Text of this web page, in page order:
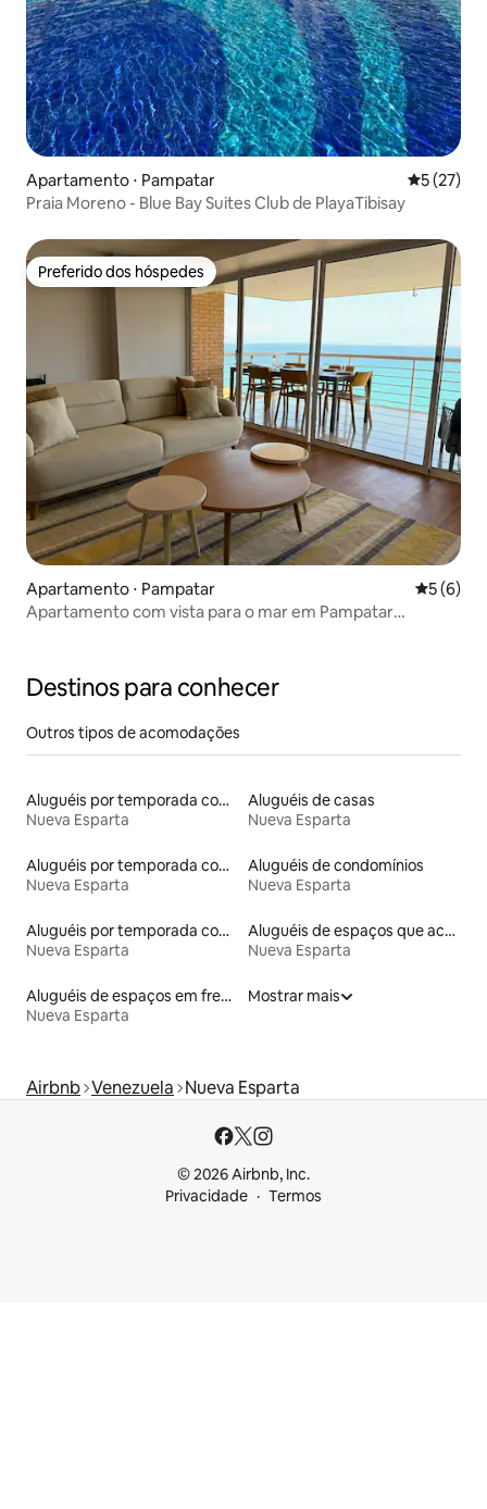
Apartamento ⋅ Pampatar 5 de uma
5 (27)
Praia Moreno - Blue Bay Suites Club de PlayaTibisay
Preferido dos hóspedes
Preferido dos hóspedes
Apartamento ⋅ Pampatar 5 de
5 (6)
Apartamento com vista para o mar em Pampatar
Destinos para conhecer
Outros tipos de acomodações
Aluguéis por temporada com banheira de hidromassagem
Nueva Esparta
Aluguéis de casas
Nueva Esparta
Aluguéis por temporada com sauna
Nueva Esparta
Aluguéis de condomínios
Nueva Esparta
Aluguéis por temporada com café da manhã
Nueva Esparta
Aluguéis de espaços que aceitam animais de estimação
Nueva Esparta
Aluguéis de espaços em frente à praia
Nueva Esparta
Mostrar mais
Airbnb Venezuela Nueva Esparta
© 2026 Airbnb, Inc.
Privacidade
Termos